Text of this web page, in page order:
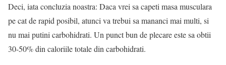
Deci, iata concluzia noastra: Daca vrei sa capeti masa musculara
pe cat de rapid posibil, atunci va trebui sa mananci mai multi, si
nu mai putini carbohidrati. Un punct bun de plecare este sa obtii
30-50% din caloriile totale din carbohidrati.